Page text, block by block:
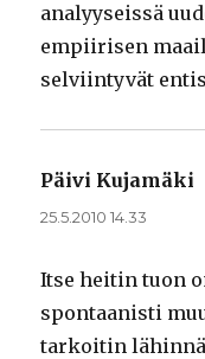
analyyseissä
empiirisen
selviintyvät
Päivi Kujamäki
25.5.2010 14.33
Itse heitin tuon
spontaanisti
tarkoitin